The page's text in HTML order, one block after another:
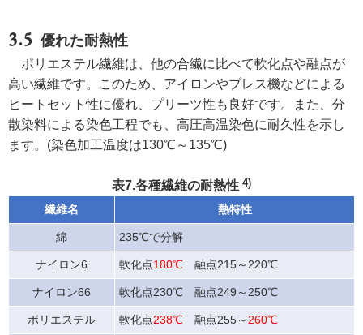
優れた耐熱性
ポリエステル繊維は、他の合繊に比べて軟化点や融点が
高い繊維です。このため、アイロンやプレス機などによる
ヒートセット性に優れ、プリーツ性も良好です。また、分
散染料による染色工程でも、高圧高温染色に耐久性を示し
ます。(染色加工温度は130℃～135℃)
表7.各種繊維の耐熱性 4)
繊維名 熱特性
綿 235℃で分解
ナイロン6 軟化点180℃ 融点215～220℃
ナイロン66 軟化点230℃ 融点249～250℃
ポリエステル 軟化点238℃ 融点255～ 260℃